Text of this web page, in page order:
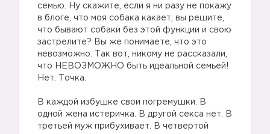
семью. Ну скажите, если я ни разу не покажу
в блоге, что моя собака какает, вы решите,
что бывают собаки без этой функции и свою
застрелите? Вы же понимаете, что это
невозможно. Так вот, никому не рассказали,
что НЕВОЗМОЖНО быть идеальной семьей!
Нет. Точка.
В каждой избушке свои погремушки. В
одной жена истеричка. В другой секса нет. В
третьей муж прибухивает. В четвертой